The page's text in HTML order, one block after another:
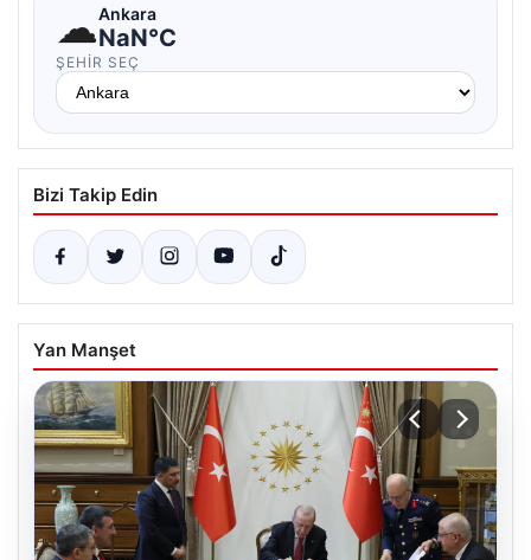
☁Ankara
NaN°C
ŞEHIR SEÇ
Bizi Takip Edin
Yan Manşet